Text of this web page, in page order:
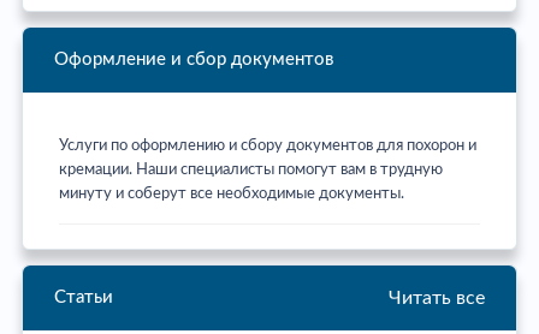
Оформление и сбор документов
Услуги по оформлению и сбору документов для похорон и
кремации. Наши специалисты помогут вам в трудную
минуту и соберут все необходимые документы.
Статьи Читать все